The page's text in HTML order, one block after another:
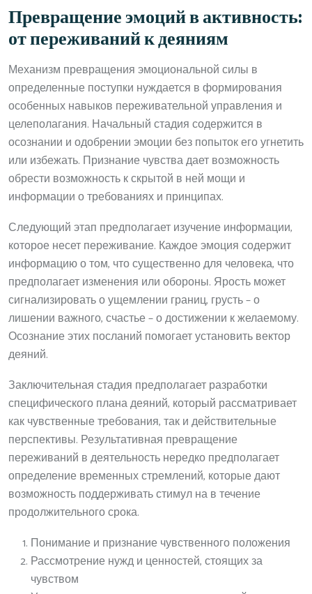
Превращение эмоций в активность:
от переживаний к деяниям
Механизм превращения эмоциональной силы в
определенные поступки нуждается в формирования
особенных навыков переживательной управления и
целеполагания. Начальный стадия содержится в
осознании и одобрении эмоции без попыток его угнетить
или избежать. Признание чувства дает возможность
обрести возможность к скрытой в ней мощи и
информации о требованиях и принципах.
Следующий этап предполагает изучение информации,
которое несет переживание. Каждое эмоция содержит
информацию о том, что существенно для человека, что
предполагает изменения или обороны. Ярость может
сигнализировать о ущемлении границ, грусть – о
лишении важного, счастье – о достижении к желаемому.
Осознание этих посланий помогает установить вектор
деяний.
Заключительная стадия предполагает разработки
специфического плана деяний, который рассматривает
как чувственные требования, так и действительные
перспективы. Результативная превращение
переживаний в деятельность нередко предполагает
определение временных стремлений, которые дают
возможность поддерживать стимул на в течение
продолжительного срока.
Понимание и признание чувственного положения
Рассмотрение нужд и ценностей, стоящих за
чувством